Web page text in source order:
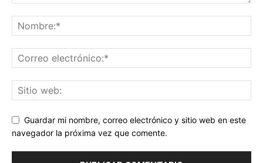
Guardar mi nombre, correo electrónico y sitio web en este
navegador la próxima vez que comente.